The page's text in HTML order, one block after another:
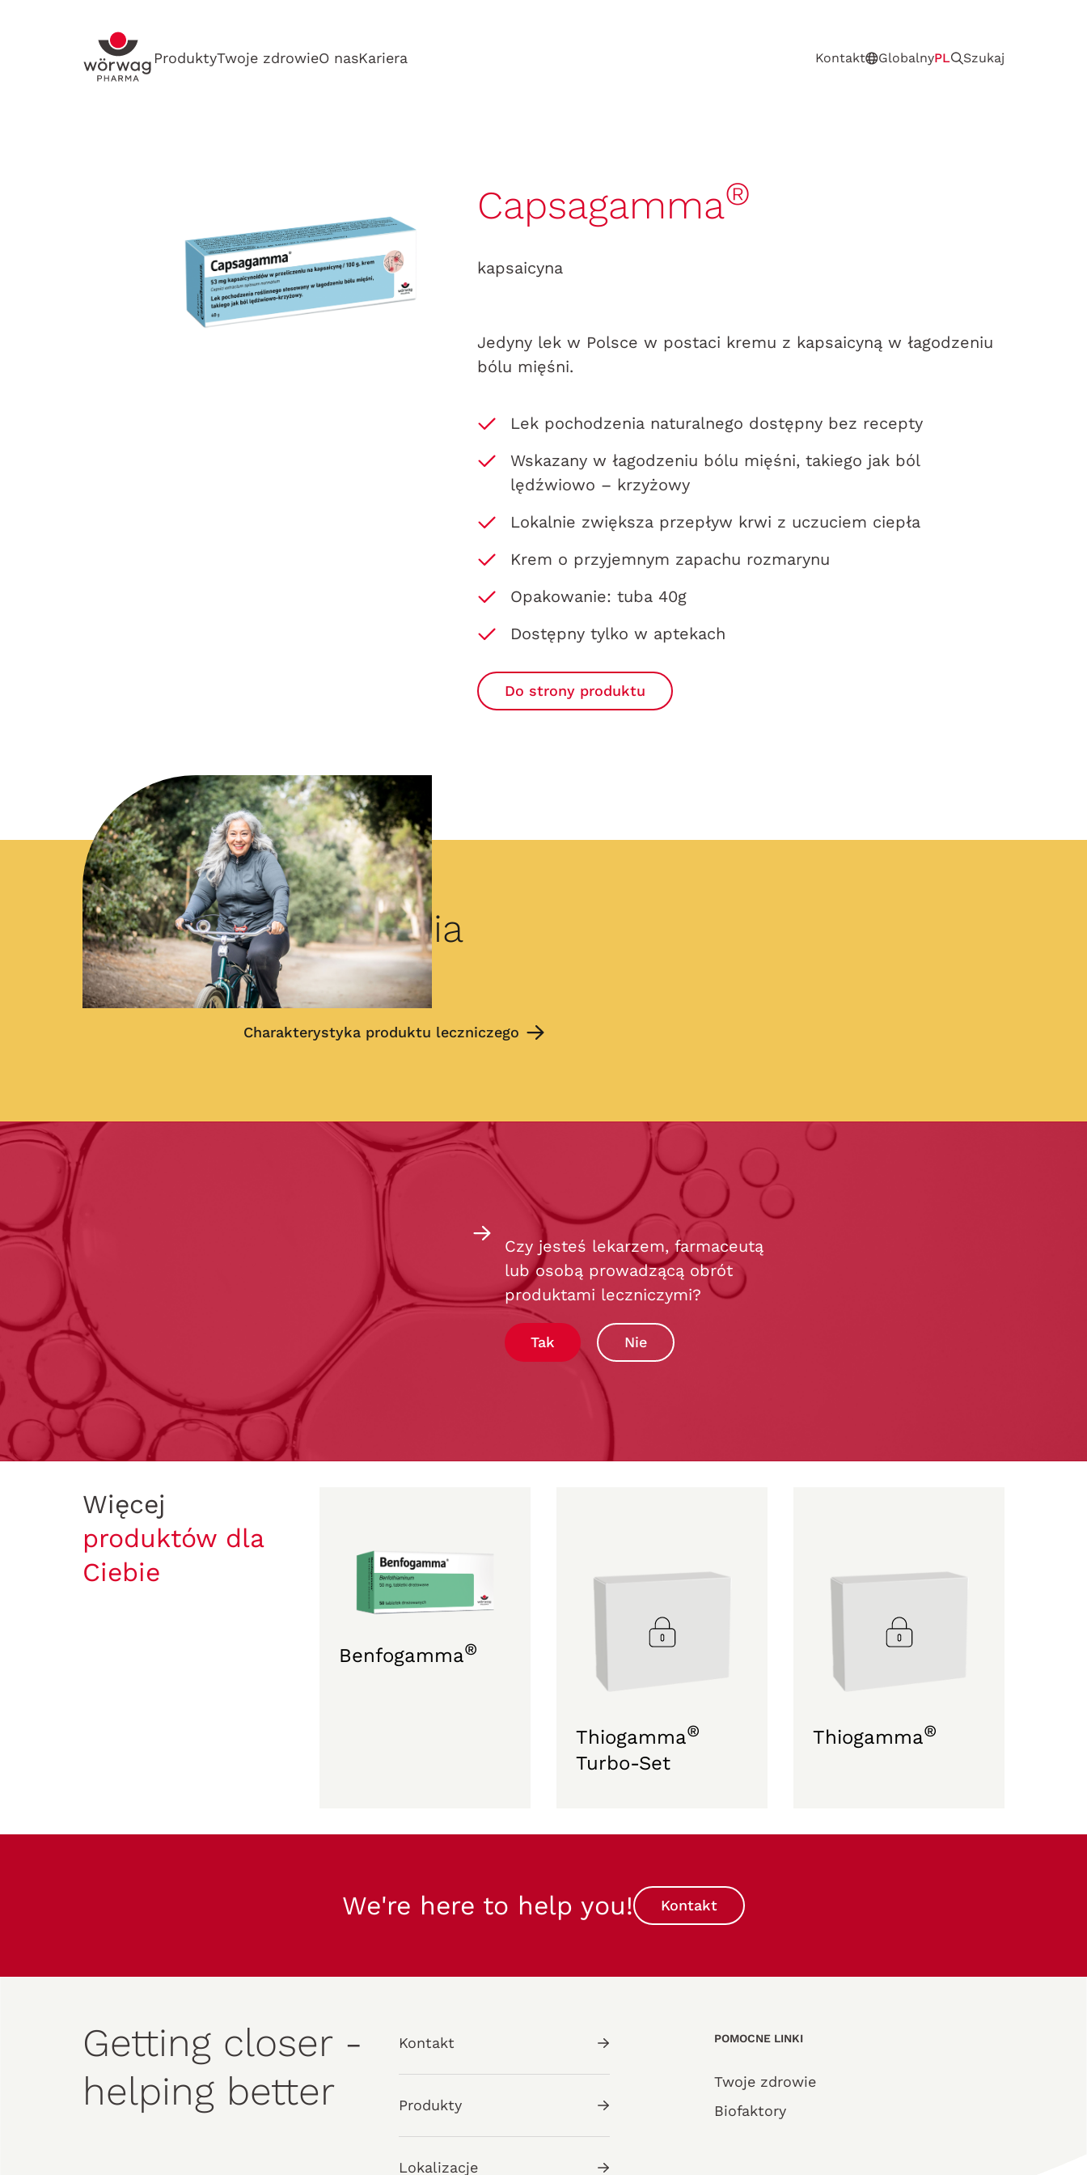
ProduktyTwoje zdrowieO nasKariera Kontakt GlobalnyPL Szukaj
Capsagamma®
kapsaicyna
Jedyny lek w Polsce w postaci kremu z kapsaicyną w łagodzeniu
bólu mięśni.
Lek pochodzenia naturalnego dostępny bez recepty
Wskazany w łagodzeniu bólu mięśni, takiego jak ból
lędźwiowo – krzyżowy
Lokalnie zwiększa przepływ krwi z uczuciem ciepła
Krem o przyjemnym zapachu rozmarynu
Opakowanie: tuba 40g
Dostępny tylko w aptekach
Do strony produktu
Do pobrania
Ulotka dla pacjenta
Charakterystyka produktu leczniczego
Czy jesteś lekarzem, farmaceutą
lub osobą prowadzącą obrót
produktami leczniczymi?
Tak Nie
Więcej
produktów dla
Ciebie
Benfogamma®
Thiogamma®
Turbo-Set
Thiogamma®
We're here to help you! Kontakt
Getting closer -
helping better
Kontakt
Produkty
Lokalizacje
POMOCNE LINKI
Twoje zdrowie
Biofaktory